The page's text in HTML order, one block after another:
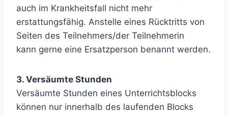
auch im Krankheitsfall nicht mehr
erstattungsfähig. Anstelle eines Rücktritts von
Seiten des Teilnehmers/der Teilnehmerin
kann gerne eine Ersatzperson benannt werden.
3. Versäumte Stunden
Versäumte Stunden eines Unterrichtsblocks
können nur innerhalb des laufenden Blocks